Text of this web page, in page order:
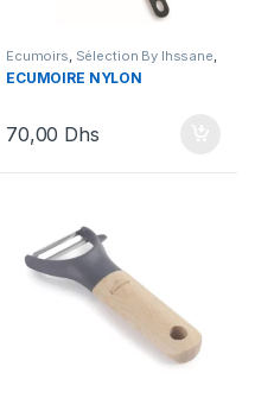
Ecumoirs, Sélection By Ihssane,
Ustensiles
ECUMOIRE NYLON
70,00 Dhs